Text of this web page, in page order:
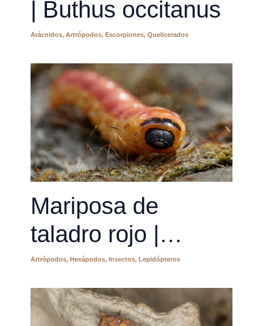
| Buthus occitanus
Arácnidos, Artrópodos, Escorpiones, Quelicerados
Mariposa de
taladro rojo |
Cossus cossus
Artrópodos, Hexápodos, Insectos, Lepidópteros